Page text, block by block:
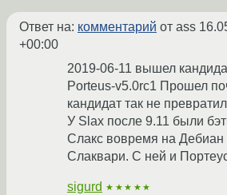
Ответ на: комментарий от ass
+00:00
2019-06-11 вышел
Porteus-v5.0rc1 Прошел
кандидат так не
У Slax после 9.11 были
Слакс вовремя на Дебиан
Слаквари. С ней и
sigurd ★★★★★